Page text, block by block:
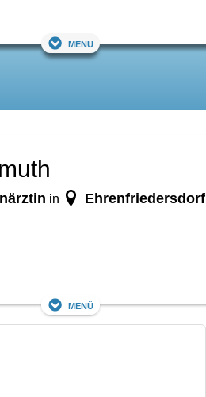
Menü
in Ehrenfriedersdorf
Menü